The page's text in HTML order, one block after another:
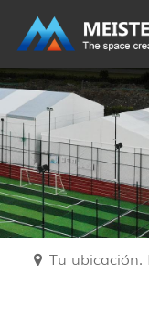
Tu ubicación: